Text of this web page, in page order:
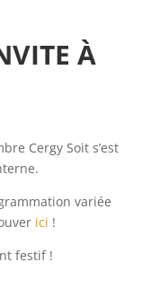
À
Cergy Soit s’est
variée
ici !
festif !